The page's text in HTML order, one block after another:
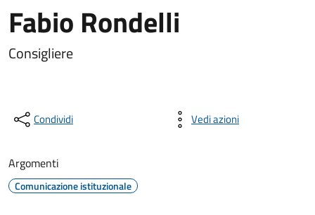
Fabio Rondelli
Consigliere
Condividi Vedi azioni
Argomenti
Comunicazione istituzionale